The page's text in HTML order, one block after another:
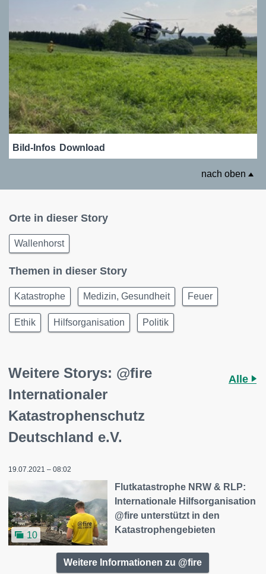
Bild-Infos Download
nach oben
Orte in dieser Story
Wallenhorst
Themen in dieser Story
Katastrophe Medizin, Gesundheit Feuer
Ethik Hilfsorganisation Politik
Weitere Storys: @fire
Internationaler
Katastrophenschutz
Deutschland e.V.
Alle
19.07.2021 – 08:02
10
Flutkatastrophe NRW & RLP:
Internationale Hilfsorganisation
@fire unterstützt in den
Katastrophengebieten
Weitere Informationen zu @fire